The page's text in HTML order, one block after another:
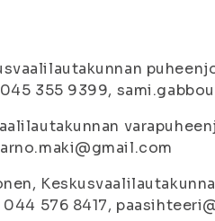
355 9399,
576 8417,